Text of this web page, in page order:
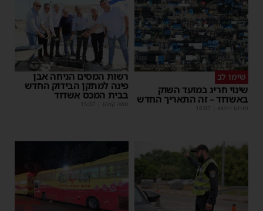
שימו לב
שינוי חריג במועד השוק
באשדוד – זה התאריך החדש
מנחם דויטש 16:07
רשות המסים הניחה אבן
פינה למתקן הבידוק החדש
בבית המכס אשדוד
משה קאהן 15:37